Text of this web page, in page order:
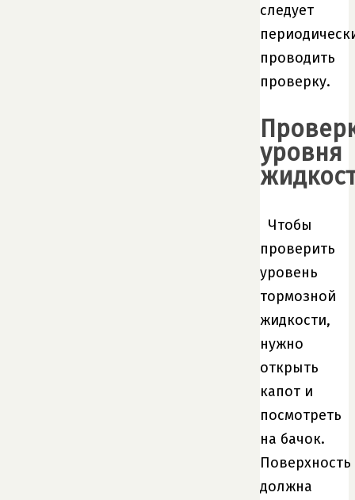
следует
проводить
проверку.
уровня
Чтобы
проверить
уровень
тормозной
жидкости,
нужно
открыть
капот и
посмотреть
на бачок.
Поверхность
должна